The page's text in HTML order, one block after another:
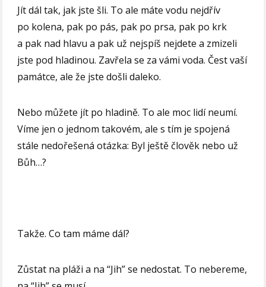
Jít dál tak, jak jste šli. To ale máte vodu nejdřív
po kolena, pak po pás, pak po prsa, pak po krk
a pak nad hlavu a pak už nejspíš nejdete a zmizeli
jste pod hladinou. Zavřela se za vámi voda. Čest vaší
památce, ale že jste došli daleko.
Nebo můžete jít po hladině. To ale moc lidí neumí.
Víme jen o jednom takovém, ale s tím je spojená
stále nedořešená otázka: Byl ještě člověk nebo už
Bůh…?
Takže. Co tam máme dál?
Zůstat na pláži a na “Jih” se nedostat. To nebereme,